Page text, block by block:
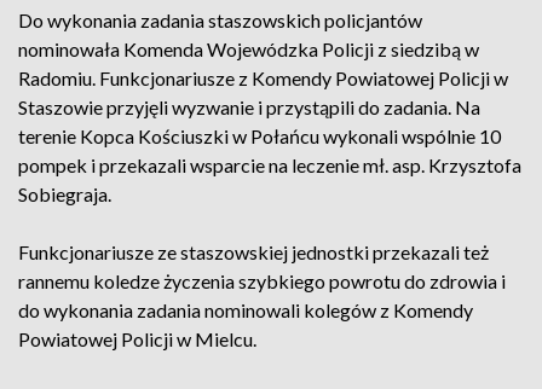
Do wykonania zadania staszowskich policjantów
nominowała Komenda Wojewódzka Policji z siedzibą w
Radomiu. Funkcjonariusze z Komendy Powiatowej Policji w
Staszowie przyjęli wyzwanie i przystąpili do zadania. Na
terenie Kopca Kościuszki w Połańcu wykonali wspólnie 10
pompek i przekazali wsparcie na leczenie mł. asp. Krzysztofa
Sobiegraja.
Funkcjonariusze ze staszowskiej jednostki przekazali też
rannemu koledze życzenia szybkiego powrotu do zdrowia i
do wykonania zadania nominowali kolegów z Komendy
Powiatowej Policji w Mielcu.